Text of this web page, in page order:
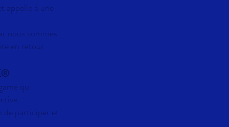
appelle à une
nous sommes
en retour.
qui
de participer et